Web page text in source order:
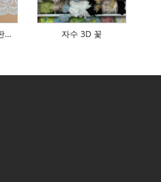
7cm 3D 나일론 스판덱스 레이스 스트립 자수 3D 꽃